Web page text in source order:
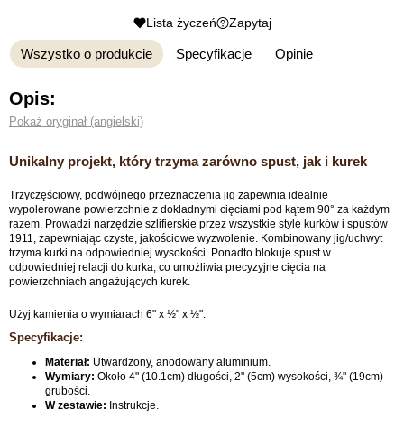
Lista życzeń Zapytaj
Wszystko o produkcie Specyfikacje Opinie
Opis:
Pokaż oryginał (angielski)
Unikalny projekt, który trzyma zarówno spust, jak i kurek
Trzyczęściowy, podwójnego przeznaczenia jig zapewnia idealnie
wypolerowane powierzchnie z dokładnymi cięciami pod kątem 90° za każdym
razem. Prowadzi narzędzie szlifierskie przez wszystkie style kurków i spustów
1911, zapewniając czyste, jakościowe wyzwolenie. Kombinowany jig/uchwyt
trzyma kurki na odpowiedniej wysokości. Ponadto blokuje spust w
odpowiedniej relacji do kurka, co umożliwia precyzyjne cięcia na
powierzchniach angażujących kurek.
Użyj kamienia o wymiarach 6" x ½" x ½".
Specyfikacje:
Materiał: Utwardzony, anodowany aluminium.
Wymiary: Około 4" (10.1cm) długości, 2" (5cm) wysokości, ¾" (19cm)
grubości.
W zestawie: Instrukcje.